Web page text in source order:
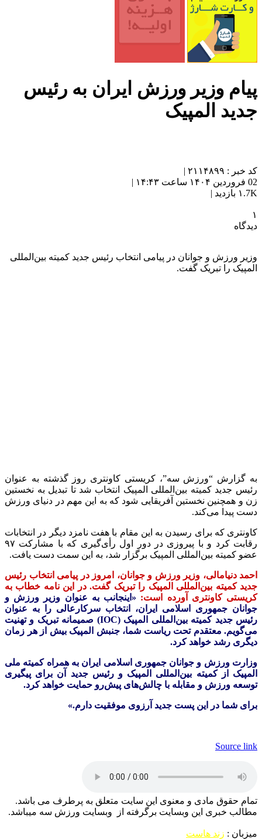
پیام وزیر ورزش ایران به رئیس
جدید المپیک
کد خبر : ۲۱۱۴۸۹۹ |
02 فروردین ۱۴۰۴ ساعت ۱۴:۴۳ |
۱.7K بازدید |
۱
دیدگاه
وزیر ورزش و جوانان در پیامی انتخاب رئیس جدید کمیته بین‌المللی
المپیک را تبریک گفت.
به گزارش “ورزش سه”، کریستی کاونتری روز گذشته به عنوان
رئیس جدید کمیته بین‌المللی المپیک انتخاب شد تا تبدیل به نخستین
زن و همچنین نخستین آفریقایی شود که به این مهم در دنیای ورزش
دست پیدا می‌کند.
کاونتری که برای رسیدن به این مقام با هفت نامزد دیگر در انتخابات
رقابت کرد و با پیروزی در دور اول رأی‌گیری که با مشارکت ۹۷
عضو کمیته بین‌المللی المپیک برگزار شد، به این سمت دست یافت.
احمد دنیامالی، وزیر ورزش و جوانان، امروز در پیامی انتخاب رئیس
جدید کمیته بین‌المللی المپیک را تبریک گفت. در این نامه خطاب به
کریستی کاونتری آورده است: «اینجانب به عنوان وزیر ورزش و
جوانان جمهوری اسلامی ایران، انتخاب سرکارعالی را به عنوان
رئیس جدید کمیته بین‌المللی المپیک (IOC) صمیمانه تبریک و تهنیت
می‌گویم. معتقدم تحت ریاست شما، جنبش المپیک بیش از هر زمان
دیگری رشد خواهد کرد.
وزارت ورزش و جوانان جمهوری اسلامی ایران به همراه کمیته ملی
المپیک از کمیته بین‌المللی المپیک و رئیس جدید آن برای پیگیری
توسعه ورزش و مقابله با چالش‌های پیش‌رو حمایت خواهد کرد.
برای شما در این پست جدید آرزوی موفقیت دارم.»
Source link
تمام حقوق مادی و معنوی این سایت متعلق به پرطرف می باشد.
مطالب خبری این وبسایت برگرفته از وبسایت ورزش سه میباشد.
میزبان : زند هاست